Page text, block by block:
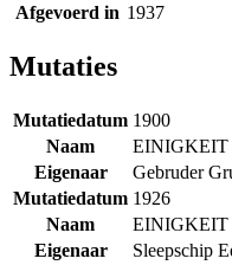
Afgevoerd in 1937
Mutaties
Mutatiedatum 1900
Naam
EINIGKEIT
Eigenaar
Gebruder
Mutatiedatum 1926
Naam
EINIGKEIT
Eigenaar
Sleepschip